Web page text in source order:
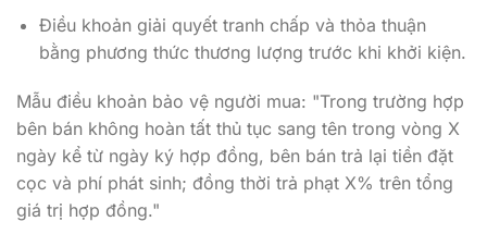
Điều khoản giải quyết tranh chấp và thỏa thuận
bằng phương thức thương lượng trước khi khởi kiện.
Mẫu điều khoản bảo vệ người mua: "Trong trường hợp
bên bán không hoàn tất thủ tục sang tên trong vòng X
ngày kể từ ngày ký hợp đồng, bên bán trả lại tiền đặt
cọc và phí phát sinh; đồng thời trả phạt X% trên tổng
giá trị hợp đồng."